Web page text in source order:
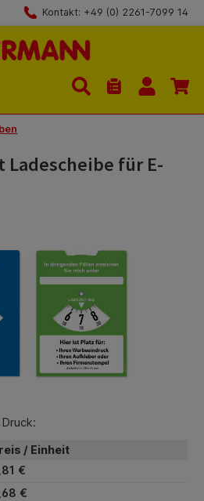
Kontakt: +49 (0) 2261-7099 14
Du hast 0
Ladescheibe für E-
/ Einheit
€
€